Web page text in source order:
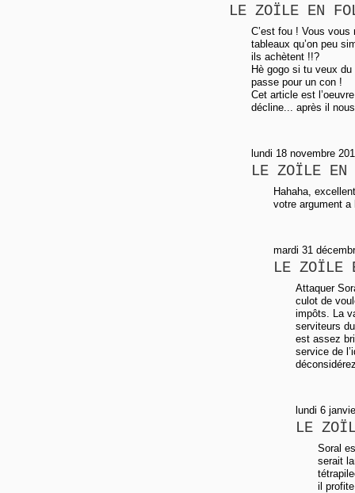
LE ZOÏLE EN
C’est fou ! Vous
tableaux qu’on peu
ils achètent !!?
Hè gogo si tu veux
passe pour un con !
Cet article est
décline... après il
lundi 18 novembre
LE ZOÏLE
Hahaha,
votre argument a
mardi 31
LE ZOÏLE
Attaquer
culot de
impôts. La
serviteurs
est assez
service de
lundi 6
LE
Soral
serait
il